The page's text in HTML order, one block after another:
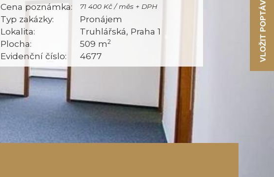
Cena poznámka: 71 400 Kč / měs + DPH
Typ zakázky:
Pronájem
Lokalita:
Truhlářská, Praha 1
Plocha:
509 m2
Evidenční číslo: 4677